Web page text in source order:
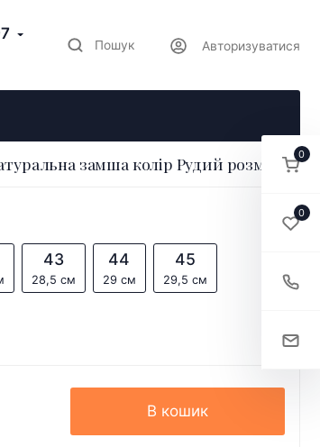
Пошук Авторизуватися
замша колір Рудий розмір 40
43
28,5 см
44
29 см
45
29,5 см
В кошик
0
0